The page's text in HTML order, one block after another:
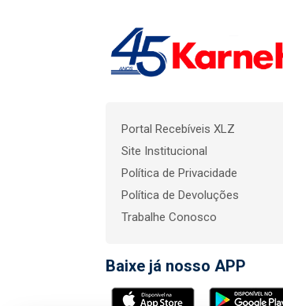
Portal Recebíveis XLZ
Site Institucional
Política de Privacidade
Política de Devoluções
Trabalhe Conosco
Baixe já nosso APP